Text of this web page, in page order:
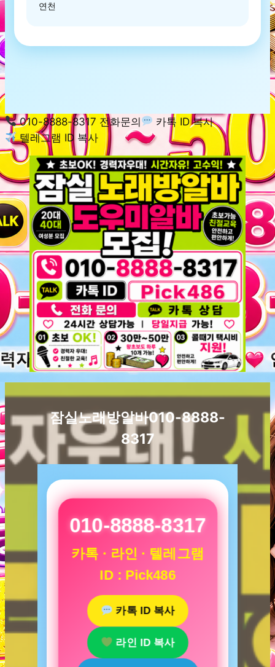
연천
010-8888-8317 전화문의
카톡 ID 복사
텔레그램 ID 복사
잠실노래방알바010-8888-
8317
010-8888-8317
카톡 · 라인 · 텔레그램
ID : Pick486
카톡 ID 복사
라인 ID 복사